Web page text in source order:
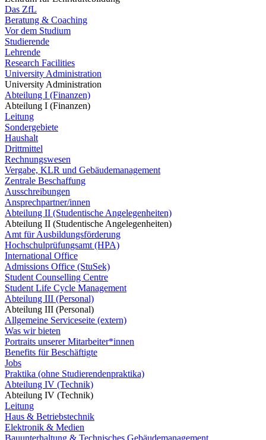
Das ZfL
Beratung & Coaching
Vor dem Studium
Studierende
Lehrende
Research Facilities
University Administration
University Administration
Abteilung I (Finanzen)
Abteilung I (Finanzen)
Leitung
Sondergebiete
Haushalt
Drittmittel
Rechnungswesen
Vergabe, KLR und Gebäudemanagement
Zentrale Beschaffung
Ausschreibungen
Ansprechpartner/innen
Abteilung II (Studentische Angelegenheiten)
Abteilung II (Studentische Angelegenheiten)
Amt für Ausbildungsförderung
Hochschulprüfungsamt (HPA)
International Office
Admissions Office (StuSek)
Student Counselling Centre
Student Life Cycle Management
Abteilung III (Personal)
Abteilung III (Personal)
Allgemeine Serviceseite (extern)
Was wir bieten
Portraits unserer Mitarbeiter*innen
Benefits für Beschäftigte
Jobs
Praktika (ohne Studierendenpraktika)
Abteilung IV (Technik)
Abteilung IV (Technik)
Leitung
Haus & Betriebstechnik
Elektronik & Medien
Bauunterhaltung & Technisches Gebäudemanagement